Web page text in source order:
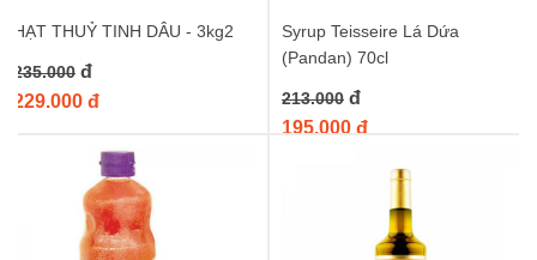
HẠT THUỶ TINH DÂU - 3kg2
235.000 đ
229.000 đ
Syrup Teisseire Lá Dứa
(Pandan) 70cl
213.000 đ
195.000 đ